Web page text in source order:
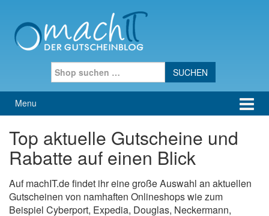
Menu
Top aktuelle Gutscheine und
Rabatte auf einen Blick
Auf machIT.de findet ihr eine große Auswahl an aktuellen
Gutscheinen von namhaften Onlineshops wie zum
Beispiel Cyberport, Expedia, Douglas, Neckermann,